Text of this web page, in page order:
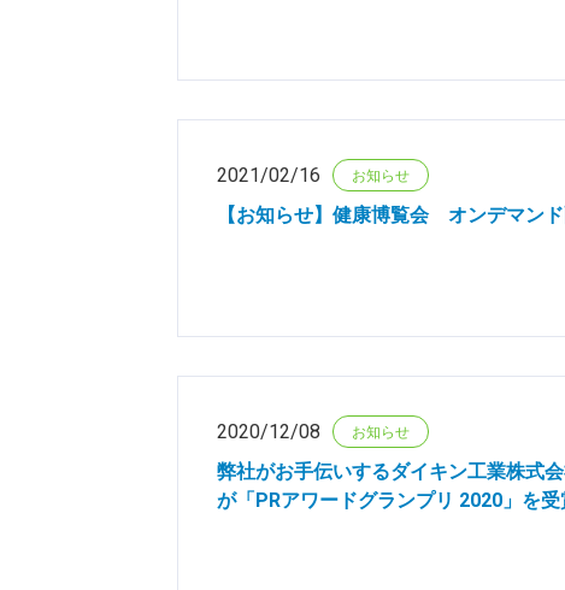
2021/02/16 お知らせ
【お知らせ】健康博覧会 オンデマン
2020/12/08 お知らせ
弊社がお手伝いするダイキン工業株式
が「PRアワードグランプリ 2020」を